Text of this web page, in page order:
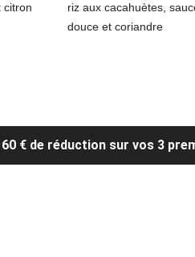
citron
riz aux cacahuètes,
douce et coriandre
€ de réduction sur vos 3